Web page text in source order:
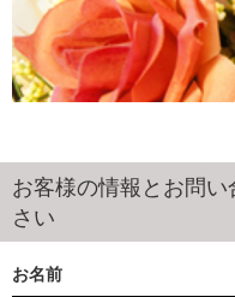
お客様の情報とお問
さい
お名前
03-6322-1982
予約状況
横浜店
(営業時間 10:00～22:00)
045-620-5629